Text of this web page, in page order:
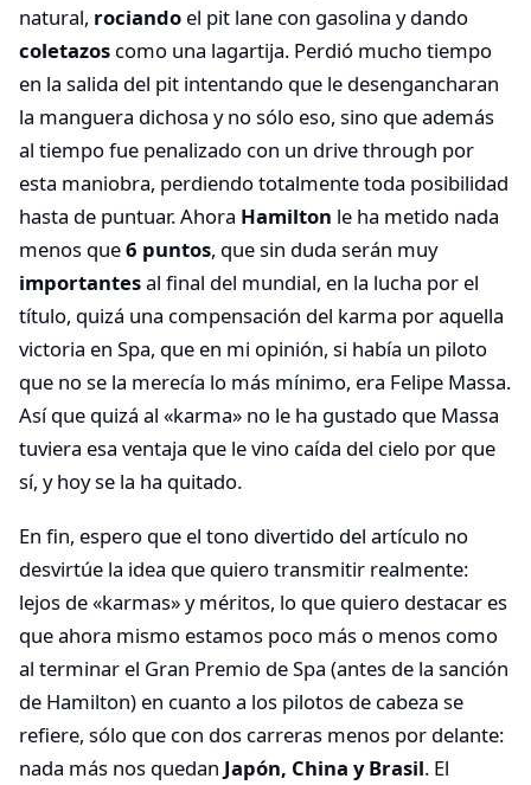
natural, rociando el pit lane con gasolina y dando
coletazos como una lagartija. Perdió mucho tiempo
en la salida del pit intentando que le desengancharan
la manguera dichosa y no sólo eso, sino que además
al tiempo fue penalizado con un drive through por
esta maniobra, perdiendo totalmente toda posibilidad
hasta de puntuar. Ahora Hamilton le ha metido nada
menos que6 puntos, que sin duda serán muy
importantesal final del mundial, en la lucha por el
título, quizá una compensación del karma por aquella
victoria en Spa, que en mi opinión, si había un piloto
que no se la merecía lo más mínimo, era Felipe Massa.
Así que quizá al «karma» no le ha gustado que Massa
tuviera esa ventaja que le vino caída del cielo por que
sí, y hoy se la ha quitado.
En fin, espero que el tono divertido del artículo no
desvirtúe la idea que quiero transmitir realmente:
lejos de «karmas» y méritos, lo que quiero destacar es
que ahora mismo estamos poco más o menos como
al terminar el Gran Premio de Spa (antes de la sanción
de Hamilton) en cuanto a los pilotos de cabeza se
refiere, sólo que con dos carreras menos por delante:
nada más nos quedan Japón, China y Brasil. El